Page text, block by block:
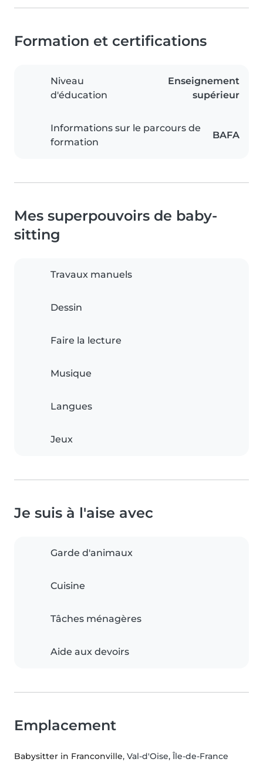
Formation et certifications
Niveau
d'éducation
Enseignement
supérieur
Informations sur le parcours de
formation
BAFA
Mes superpouvoirs de baby-
sitting
Travaux manuels
Dessin
Faire la lecture
Musique
Langues
Jeux
Je suis à l'aise avec
Garde d'animaux
Cuisine
Tâches ménagères
Aide aux devoirs
Emplacement
Babysitter in Franconville, Val-d'Oise, Île-de-France